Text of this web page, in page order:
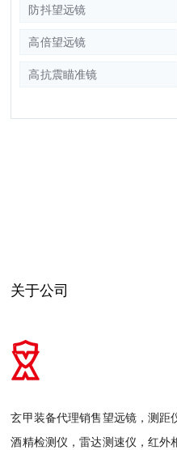
防抖望远镜
高倍望远镜
高抗震瞄准镜
关于公司
玄甲装备代理销售望远镜，测距
酒精检测仪，雷达测速仪，红外